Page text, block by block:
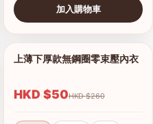
加入購物車
1/12
查看圖片
上薄下厚款無鋼圈零束壓內衣
HKD $50 HKD $260